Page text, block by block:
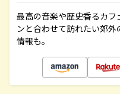
最高の音楽や歴史香るカ
ンと合わせて訪れたい郊
情報も。